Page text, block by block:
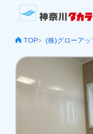
TOP> (株)グローアッ